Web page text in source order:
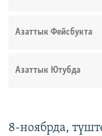
Азаттык Фейсбукта
Азаттык Ютубда
8-ноябрда,